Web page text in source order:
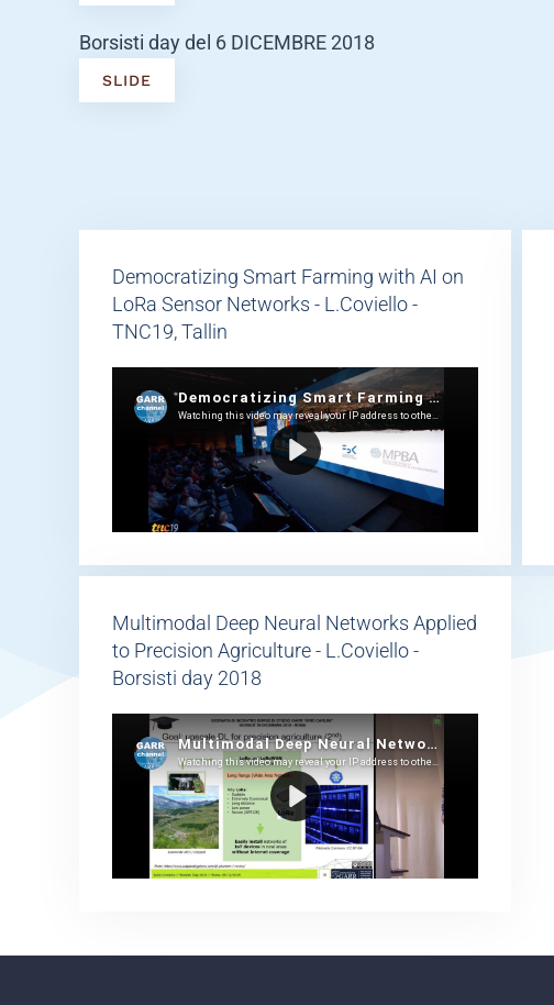
Borsisti day del 6 DICEMBRE 2018
SLIDE
Democratizing Smart Farming with AI on
LoRa Sensor Networks - L.Coviello -
TNC19, Tallin
Multimodal Deep Neural Networks Applied
to Precision Agriculture - L.Coviello -
Borsisti day 2018